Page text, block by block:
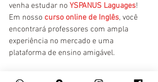
venha estudar no YSPANUS Laguages!
Em nosso curso online de Inglês, você
encontrará professores com ampla
experiência no mercado e uma
plataforma de ensino amigável.
Superintensivo